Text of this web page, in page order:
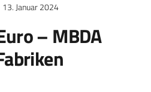
13. Januar 2024
– MBDA